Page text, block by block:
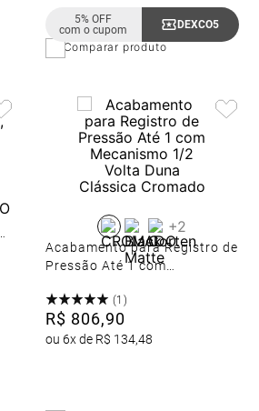
5% OFF
com o cupom
DEXCO5
Comparar produto
+2
Acabamento para Registro de
Pressão Até 1 com
Clássica Cromado
(1 )
R$ 806,90
ou 6x de R$ 134,48